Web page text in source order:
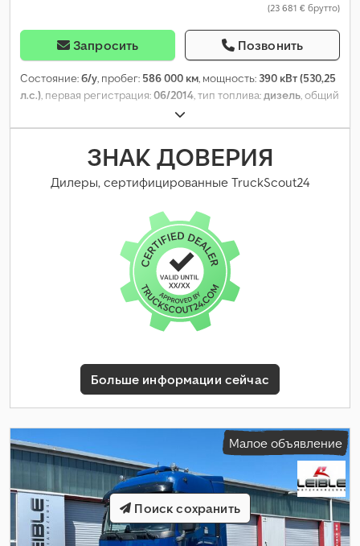
(23 681 € брутто)
Запросить Позвонить
Состояние:б/у, пробег: 586 000 км, мощность: 390 кВт (530,25
л.с.), первая регистрация:06/2014, тип топлива:дизель, общий
, конфигурация осей:
передачи:автоматический, класс выбросов:Евро 6,
Оборудование: ABS, кондиционер, отопитель стояночный
ЗНАК ДОВЕРИЯ
Дилеры, сертифицированные TruckScout24
Больше информации сейчас
Малое объявление
Поиск сохранить